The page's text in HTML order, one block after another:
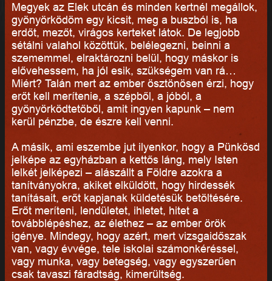
Megyek az Elek utcán és minden kertnél megállok,
gyönyörködöm egy kicsit, meg a buszból is, ha
erdőt, mezőt, virágos kerteket látok. De legjobb
sétálni valahol közöttük, belélegezni, beinni a
szememmel, elraktározni belül, hogy máskor is
elővehessem, ha jól esik, szükségem van rá…
Miért? Talán mert az ember ösztönösen érzi, hogy
erőt kell merítenie, a szépből, a jóból, a
gyönyörködtetőből, amit ingyen kapunk – nem
kerül pénzbe, de észre kell venni.
A másik, ami eszembe jut ilyenkor, hogy a Pünkösd
jelképe az egyházban a kettős láng, mely Isten
lelkét jelképezi – alászállt a Földre azokra a
tanítványokra, akiket elküldött, hogy hirdessék
tanításait, erőt kapjanak küldetésük betöltésére.
Erőt meríteni, lendületet, ihletet, hitet a
továbblépéshez, az élethez – az ember örök
igénye. Mindegy, hogy azért, mert vizsgaidőszak
van, vagy évvége, tele iskolai számonkéréssel,
vagy munka, vagy betegség, vagy egyszerűen
csak tavaszi fáradtság, kimerültség.